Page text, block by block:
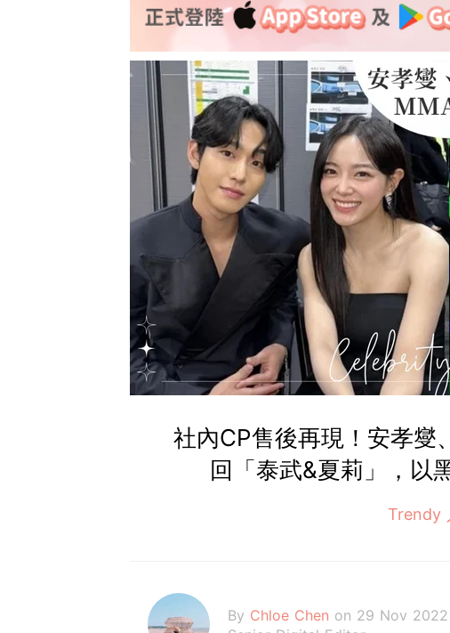
社內CP售後再現！安孝燮
回「泰武&夏莉」，以
Trendy
By Chloe Chen on 29 Nov 2022